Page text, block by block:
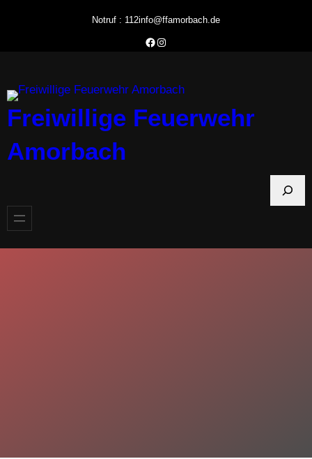
Notruf : 112info@ffamorbach.de
Facebook Feuerwehr Amorbach
Instagram Feuerwehr Amorbach
Freiwillige Feuerwehr
Amorbach
h